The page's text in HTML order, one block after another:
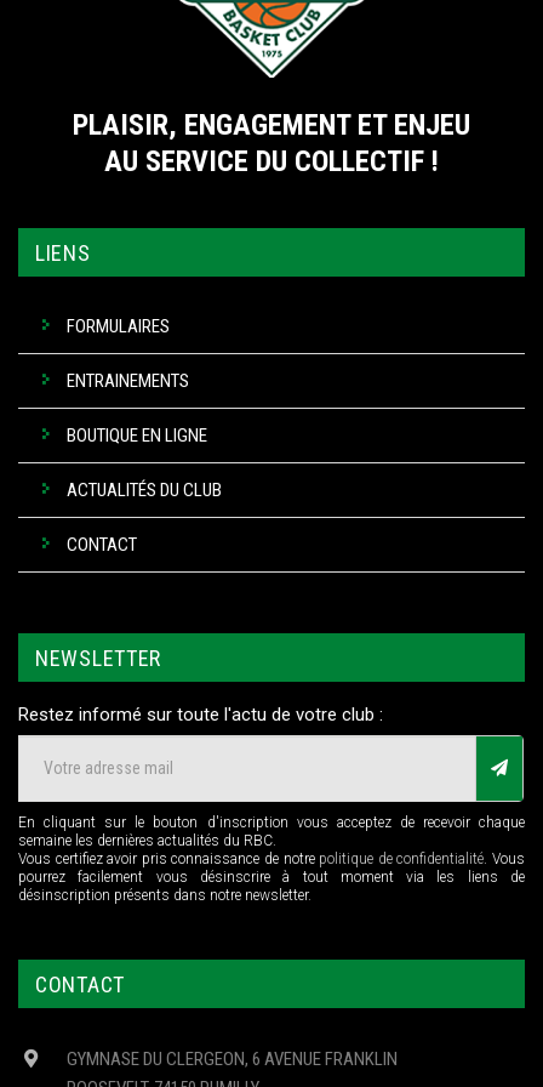
PLAISIR, ENGAGEMENT ET ENJEU
AU SERVICE DU COLLECTIF !
LIENS
FORMULAIRES
ENTRAINEMENTS
BOUTIQUE EN LIGNE
ACTUALITÉS DU CLUB
CONTACT
NEWSLETTER
Restez informé sur toute l'actu de votre club :
En cliquant sur le bouton d'inscription vous acceptez de recevoir chaque
semaine les dernières actualités du RBC.
Vous certifiez avoir pris connaissance de notre politique de confidentialité. Vous
pourrez facilement vous désinscrire à tout moment via les liens de
désinscription présents dans notre newsletter.
CONTACT
GYMNASE DU CLERGEON, 6 AVENUE FRANKLIN